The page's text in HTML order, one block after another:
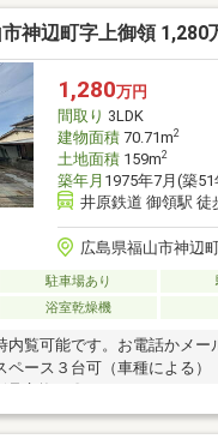
ます。 新築戸建てだけでな
ンション、売土地など幅広く
掲載しております。◆LINE
♪ 友達追加→『@582hulsx』
神辺町字上御領 1,280
1,280万円
間取り 3LDK
建物面積70.71m2
土地面積159m2
築年月 1975年7月(築
井原鉄道 御領駅 徒
広島県福山市神辺
駐車場あり
浴室乾燥機
覧可能です。お電話かメー
ース３台可（車種による）
品交換 〇クロス、フローリ